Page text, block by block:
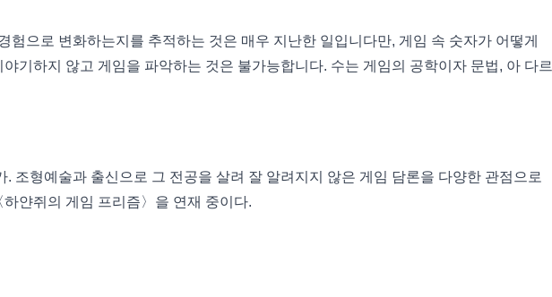
험으로 변화하는지를 추적하는 것은 매우 지난한 일입니다만, 게임 속 숫자가 어떻게
기하지 않고 게임을 파악하는 것은 불가능합니다. 수는 게임의 공학이자 문법, 아 다르
조형예술과 출신으로 그 전공을 살려 잘 알려지지 않은 게임 담론을 다양한 관점으로
얀쥐의 게임 프리즘〉을 연재 중이다.